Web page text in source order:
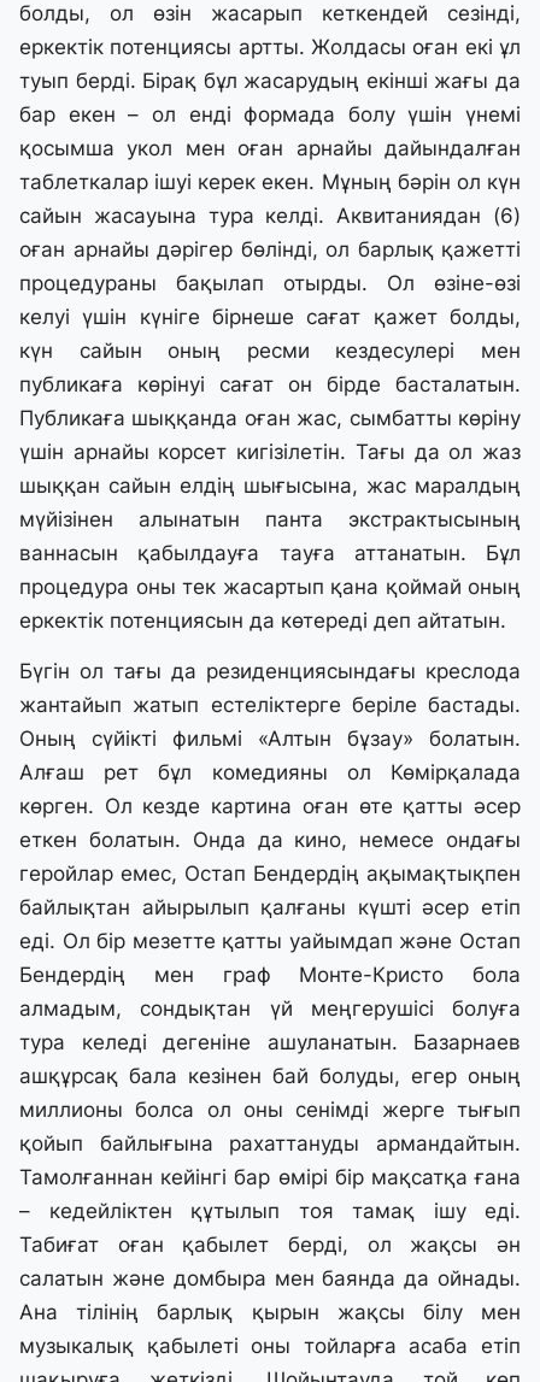
болды, ол өзін жасарып кеткендей сезінді,
еркектік потенциясы артты. Жолдасы оған екі ұл
туып берді. Бірақ бұл жасарудың екінші жағы да
бар екен – ол енді формада болу үшін үнемі
қосымша укол мен оған арнайы дайындалған
таблеткалар ішуі керек екен. Мұның бәрін ол күн
сайын жасауына тура келді. Аквитаниядан (6)
оған арнайы дәрігер бөлінді, ол барлық қажетті
процедураны бақылап отырды. Ол өзіне-өзі
келуі үшін күніге бірнеше сағат қажет болды,
күн сайын оның ресми кездесулері мен
публикаға көрінуі сағат он бірде басталатын.
Публикаға шыққанда оған жас, сымбатты көріну
үшін арнайы корсет кигізілетін. Тағы да ол жаз
шыққан сайын елдің шығысына, жас маралдың
мүйізінен алынатын панта экстрактысының
ваннасын қабылдауға тауға аттанатын. Бұл
процедура оны тек жасартып қана қоймай оның
еркектік потенциясын да көтереді деп айтатын.
Бүгін ол тағы да резиденциясындағы креслода
жантайып жатып естеліктерге беріле бастады.
Оның сүйікті фильмі «Алтын бұзау» болатын.
Алғаш рет бұл комедияны ол Көмірқалада
көрген. Ол кезде картина оған өте қатты әсер
еткен болатын. Онда да кино, немесе ондағы
геройлар емес, Остап Бендердің ақымақтықпен
байлықтан айырылып қалғаны күшті әсер етіп
еді. Ол бір мезетте қатты уайымдап және Остап
Бендердің мен граф Монте-Кристо бола
алмадым, сондықтан үй меңгерушісі болуға
тура келеді дегеніне ашуланатын. Базарнаев
ашқұрсақ бала кезінен бай болуды, егер оның
миллионы болса ол оны сенімді жерге тығып
қойып байлығына рахаттануды армандайтын.
Тамолғаннан кейінгі бар өмірі бір мақсатқа ғана
– кедейліктен құтылып тоя тамақ ішу еді.
Табиғат оған қабылет берді, ол жақсы ән
салатын және домбыра мен баянда да ойнады.
Ана тілінің барлық қырын жақсы білу мен
музыкалық қабылеті оны тойларға асаба етіп